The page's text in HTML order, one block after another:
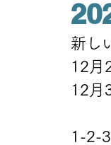
新し
12月
12月
1-2-